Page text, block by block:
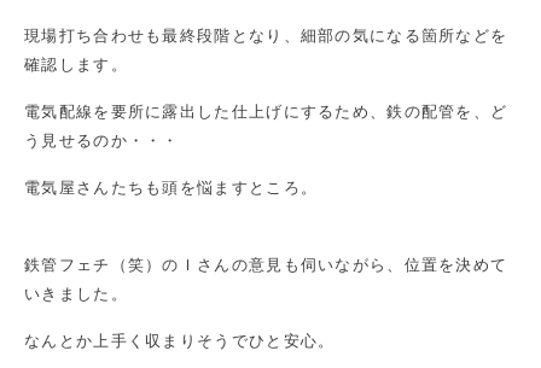
現場打ち合わせも最終段階となり、細部の気になる箇所などを
確認します。
電気配線を要所に露出した仕上げにするため、鉄の配管を、ど
う見せるのか・・・
電気屋さんたちも頭を悩ますところ。
鉄管フェチ（笑）のＩさんの意見も伺いながら、位置を決めて
いきました。
なんとか上手く収まりそうでひと安心。